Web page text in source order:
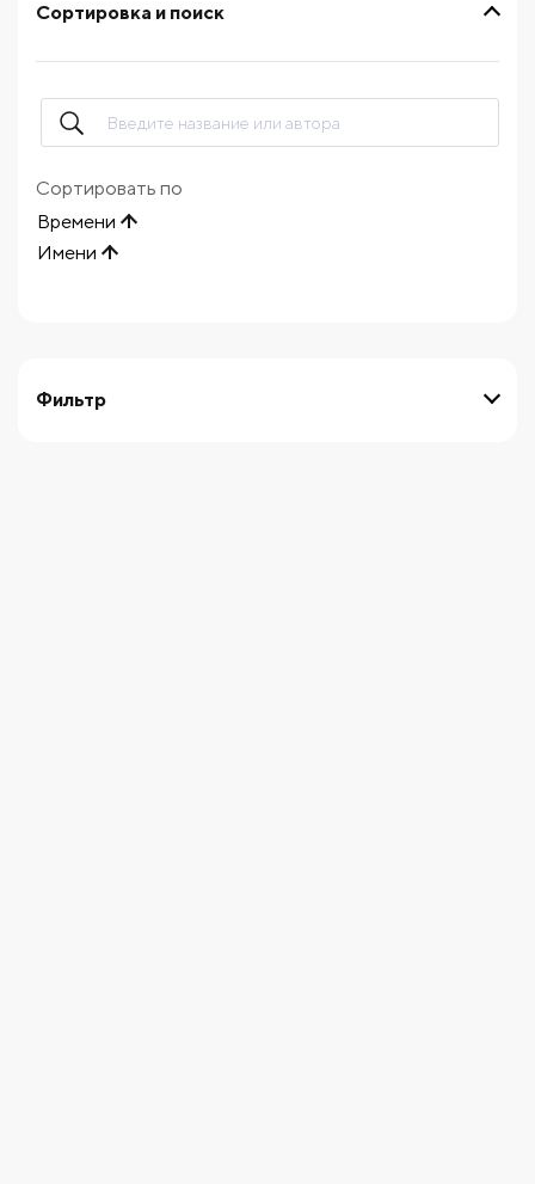
Фильтр
Сортировка и поиск
Сортировать по
Времени
Имени